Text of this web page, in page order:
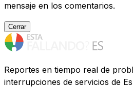
mensaje en los comentarios.
Cerrar
Reportes en tiempo real de
interrupciones de servicios de